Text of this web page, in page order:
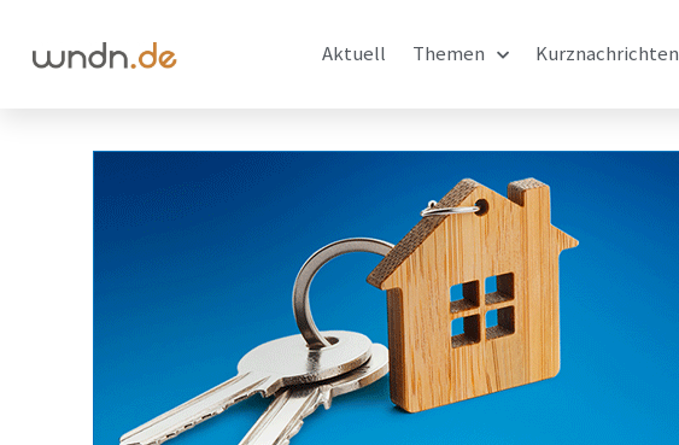
Aktuell Themen Kurznachrichten